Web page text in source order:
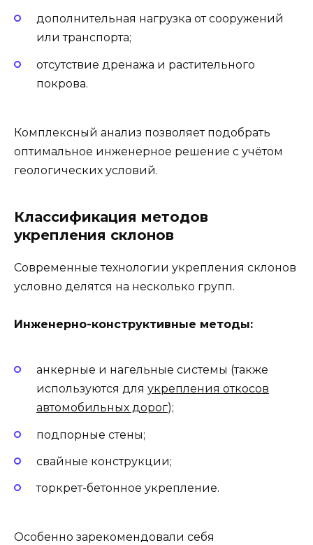
дополнительная нагрузка от сооружений
или транспорта;
отсутствие дренажа и растительного
покрова.
Комплексный анализ позволяет подобрать
оптимальное инженерное решение с учётом
геологических условий.
Классификация методов
укрепления склонов
Современные технологии укрепления склонов
условно делятся на несколько групп.
Инженерно-конструктивные методы:
анкерные и нагельные системы (также
используются для укрепления откосов
автомобильных дорог);
подпорные стены;
свайные конструкции;
торкрет-бетонное укрепление.
Особенно зарекомендовали себя